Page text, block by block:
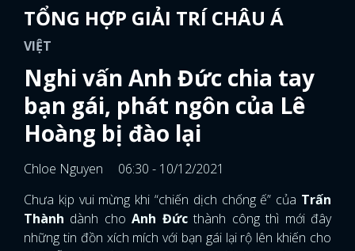
TỔNG HỢP GIẢI TRÍ CHÂU Á
VIỆT
Nghi vấn Anh Đức chia tay
bạn gái, phát ngôn của Lê
Hoàng bị đào lại
Chloe Nguyen
06:30 - 10/12/2021
Chưa kịp vui mừng khi “chiến dịch chống ế” của Trấn
Thành dành choAnh Đứcthành công thì mới đây
những tin đồn xích mích với bạn gái lại rộ lên khiến cho